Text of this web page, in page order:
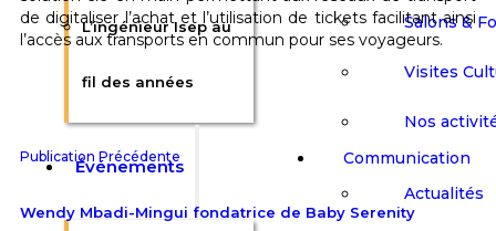
L’ingénieur Isep au
fil des années
Événements
Salons &
Visites
Nos
Communication
Actualités
de digitaliser l’achat et l’utilisation de tickets facilitant ainsi
l’accès aux transports en commun pour ses voyageurs.
Publication Précédente
Wendy Mbadi-Mingui fondatrice de Baby Serenity